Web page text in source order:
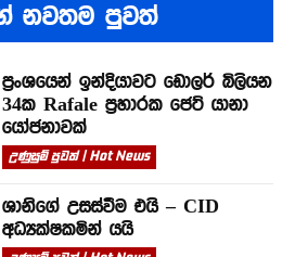
නවතම පුවත්
ප්‍රංශයෙන් ඉන්දියාවට ඩොලර් බිලියන
34ක Rafale ප්‍රහාරක ජෙට් යානා
යෝජනාවක්
උණුසුම් පුවත් | Hot News
ශානිගේ උසස්වීම එයි – CID
අධ්‍යක්ෂකමින් යයි